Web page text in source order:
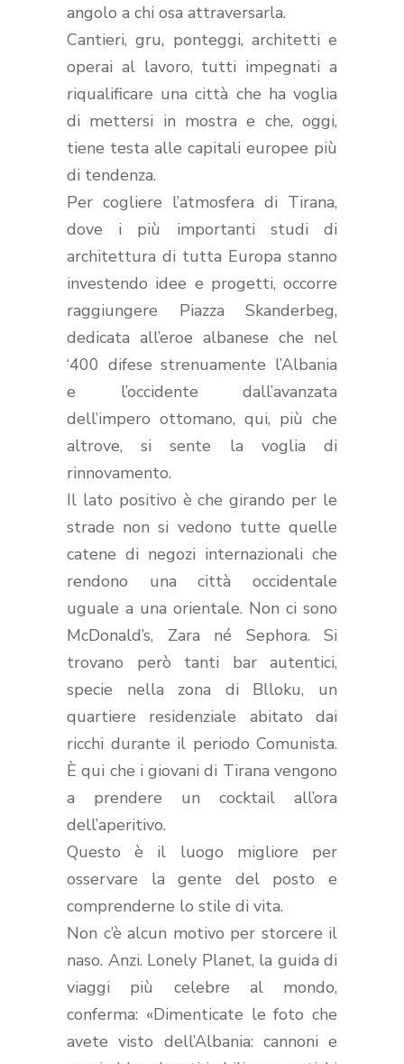
angolo a chi osa attraversarla.
Cantieri, gru, ponteggi, architetti e
operai al lavoro, tutti impegnati a
riqualificare una città che ha voglia
di mettersi in mostra e che, oggi,
tiene testa alle capitali europee più
di tendenza.
Per cogliere l’atmosfera di Tirana,
dove i più importanti studi di
architettura di tutta Europa stanno
investendo idee e progetti, occorre
raggiungere Piazza Skanderbeg,
dedicata all’eroe albanese che nel
‘400 difese strenuamente l’Albania
e l’occidente dall’avanzata
dell’impero ottomano, qui, più che
altrove, si sente la voglia di
rinnovamento.
Il lato positivo è che girando per le
strade non si vedono tutte quelle
catene di negozi internazionali che
rendono una città occidentale
uguale a una orientale. Non ci sono
McDonald’s, Zara né Sephora. Si
trovano però tanti bar autentici,
specie nella zona di Blloku, un
quartiere residenziale abitato dai
ricchi durante il periodo Comunista.
È qui che i giovani di Tirana vengono
a prendere un cocktail all’ora
dell’aperitivo.
Questo è il luogo migliore per
osservare la gente del posto e
comprenderne lo stile di vita.
Non c’è alcun motivo per storcere il
naso. Anzi. Lonely Planet, la guida di
viaggi più celebre al mondo,
conferma: «Dimenticate le foto che
avete visto dell’Albania: cannoni e